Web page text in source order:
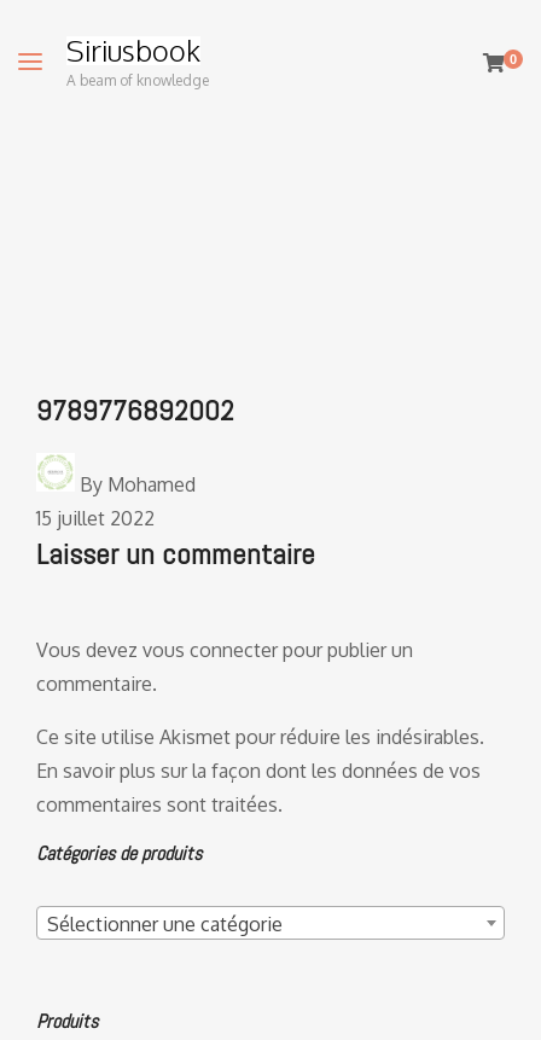
Siriusbook
A beam of knowledge
0
9789776892002
By Mohamed
15 juillet 2022
Laisser un commentaire
Vous devez vous connecterpour publier un
commentaire.
Ce site utilise Akismet pour réduire les indésirables.
En savoir plus sur la façon dont les données de vos
commentaires sont traitées.
Catégories de produits
Sélectionner une catégorie
Produits